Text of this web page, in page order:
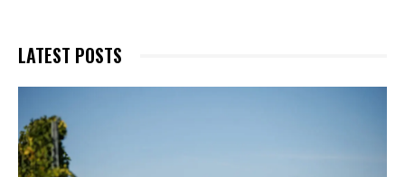
LATEST POSTS